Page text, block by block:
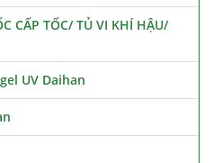
CẤP TỐC/ TỦ VI KHÍ HẬU/
UV Daihan